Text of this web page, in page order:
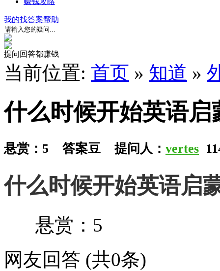
我的找答案帮助
提问回答都赚钱
当前位置: 首页 » 知道 »
什么时候开始英语启
悬赏：5 答案豆 提问人： vertes
什么时候开始英语启
悬赏：5
网友回答 (共0条)